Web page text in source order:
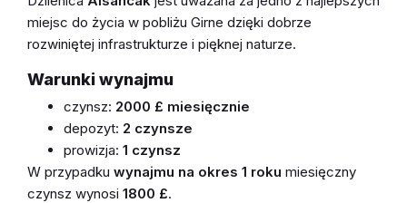
miejsc do życia w pobliżu Girne dzięki dobrze
rozwiniętej infrastrukturze i pięknej naturze.
Warunki wynajmu
czynsz: 2000 £ miesięcznie
depozyt: 2 czynsze
prowizja: 1 czynsz
W przypadku wynajmu na okres 1 roku miesięczny
czynsz wynosi 1800 £.